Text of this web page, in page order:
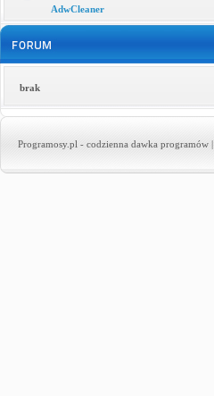
AdwCleaner
brak
Programosy.pl - codzienna dawka programów |